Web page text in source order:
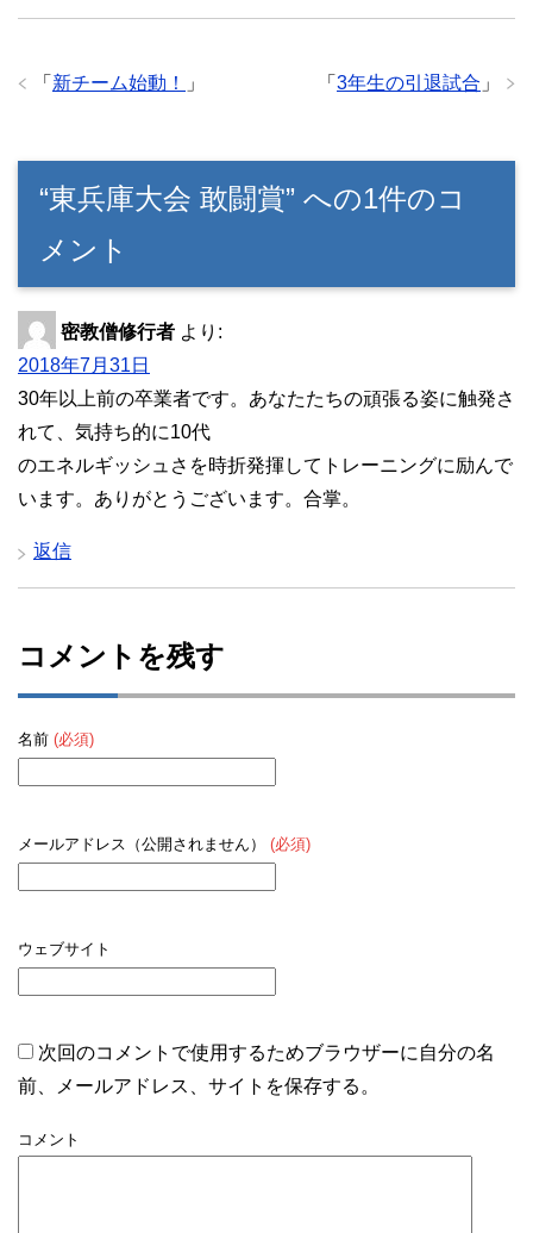
「 3年生の引退試合 」
「 新チーム始動！ 」
“東兵庫大会 敢闘賞” への1件のコ
メント
密教僧修行者 より:
2018年7月31日
30年以上前の卒業者です。あなたたちの頑張る姿に触発さ
れて、気持ち的に10代
のエネルギッシュさを時折発揮してトレーニングに励んで
います。ありがとうございます。合掌。
返信
コメントを残す
名前 (必須)
メールアドレス（公開されません） (必須)
ウェブサイト
次回のコメントで使用するためブラウザーに自分の名
前、メールアドレス、サイトを保存する。
コメント